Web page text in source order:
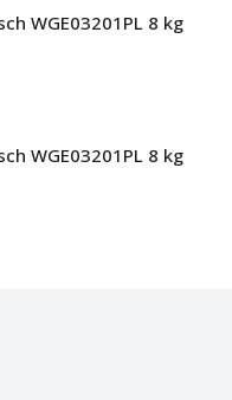
WGE03201PL 8 kg
WGE03201PL 8 kg